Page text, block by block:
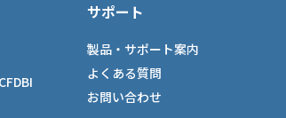
サポート
製品・サポート案内
よくある質問
お問い合わせ